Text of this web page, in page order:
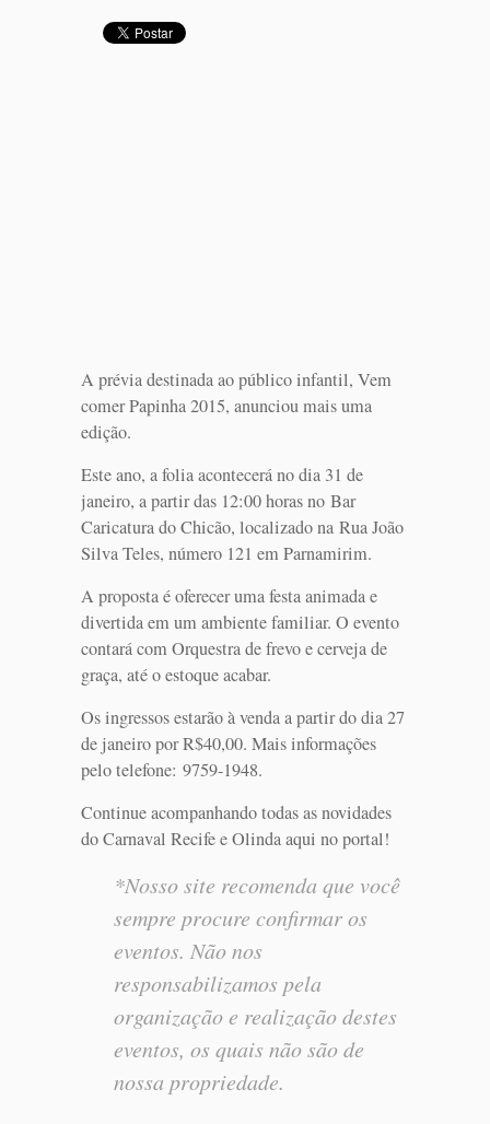
A prévia destinada ao público infantil, Vem
comer Papinha 2015, anunciou mais uma
edição.
Este ano, a folia acontecerá no dia 31 de
janeiro, a partir das 12:00 horas no Bar
Caricatura do Chicão, localizado na Rua João
Silva Teles, número 121 em Parnamirim.
A proposta é oferecer uma festa animada e
divertida em um ambiente familiar. O evento
contará com Orquestra de frevo e cerveja de
graça, até o estoque acabar.
Os ingressos estarão à venda a partir do dia 27
de janeiro por R$40,00. Mais informações
pelo telefone: 9759-1948.
Continue acompanhando todas as novidades
do Carnaval Recife e Olinda aqui no portal!
*Nosso site recomenda que você
sempre procure confirmar os
eventos. Não nos
responsabilizamos pela
organização e realização destes
eventos, os quais não são de
nossa propriedade.